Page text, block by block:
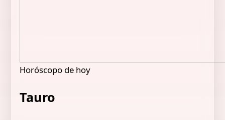
Horóscopo de hoy
Tauro